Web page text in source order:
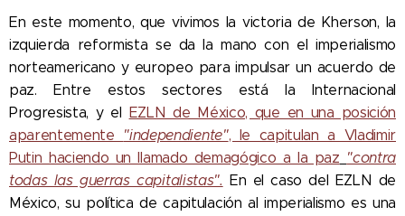
En este momento, que vivimos la victoria de Kherson, la
izquierda reformista se da la mano con el imperialismo
norteamericano y europeo para impulsar un acuerdo de
paz. Entre estos sectores está la Internacional
Progresista, y el
EZLN de México, que en una posición
aparentemente "independiente", le capitulan a Vladimir
Putin haciendo un llamado demagógico a la paz "contra
todas las guerras capitalistas". En el caso del EZLN de
México, su política de capitulación al imperialismo es una